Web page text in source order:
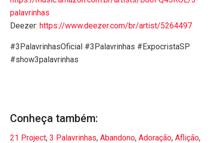
palavrinhas
Deezer: https://www.deezer.com/br/artist/5264497
#3PalavrinhasOficial #3Palavrinhas #ExpocristaSP
#show3palavrinhas
Conheça também:
21 Project, 3 Palavrinhas, Abandono, Adoração, Aflição,